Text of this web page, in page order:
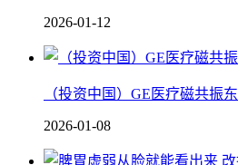
2026-01-12
（投资中国）GE医疗磁共振
2026-01-08